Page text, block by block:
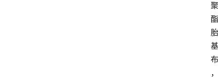
聚
酯
胎
基
布
，